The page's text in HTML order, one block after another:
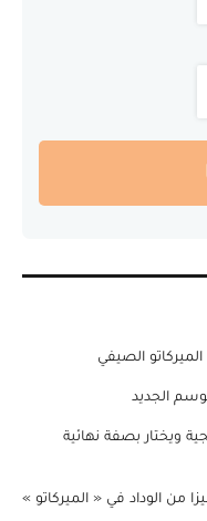
الصيفي
الجديد
ويختار بصفة نهائية
من الوداد في « الميركاتو »